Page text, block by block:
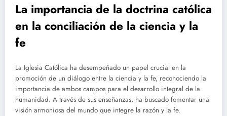
La importancia de la doctrina católica
en la conciliación de la ciencia y la
fe
La Iglesia Católica ha desempeñado un papel crucial en la
promoción de un diálogo entre la ciencia y la fe, reconociendo la
importancia de ambos campos para el desarrollo integral de la
humanidad. A través de sus enseñanzas, ha buscado fomentar una
visión armoniosa del mundo que integre la razón y la fe.